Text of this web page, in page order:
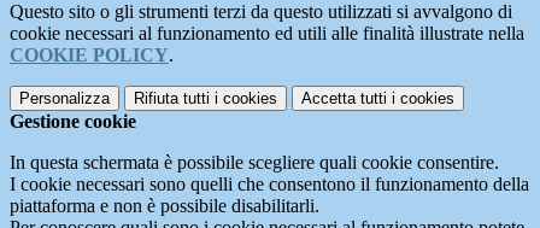
Questo sito o gli strumenti terzi da questo utilizzati si avvalgono di
cookie necessari al funzionamento ed utili alle finalità illustrate nella
COOKIE POLICY.
Personalizza Rifiuta tutti i cookies Accetta tutti i cookies
Gestione cookie
In questa schermata è possibile scegliere quali cookie consentire.
I cookie necessari sono quelli che consentono il funzionamento della
piattaforma e non è possibile disabilitarli.